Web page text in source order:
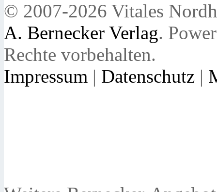
© 2007-2026 Vitales
A. Bernecker Verlag.
Rechte vorbehalten.
Impressum | Datenschutz |